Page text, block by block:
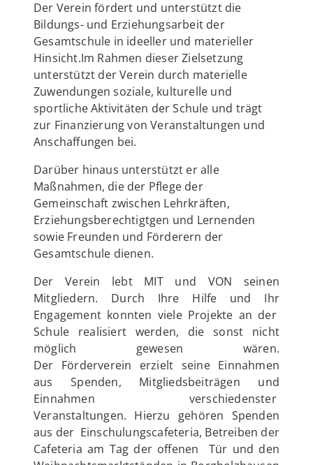
Der Verein fördert und unterstützt die
Bildungs- und Erziehungsarbeit der
Gesamtschule in ideeller und materieller
Hinsicht.Im Rahmen dieser Zielsetzung
unterstützt der Verein durch materielle
Zuwendungen soziale, kulturelle und
sportliche Aktivitäten der Schule und trägt
zur Finanzierung von Veranstaltungen und
Anschaffungen bei.
Darüber hinaus unterstützt er alle
Maßnahmen, die der Pflege der
Gemeinschaft zwischen Lehrkräften,
Erziehungsberechtigtgen und Lernenden
sowie Freunden und Förderern der
Gesamtschule dienen.
Der Verein lebt MIT und VON seinen
Mitgliedern. Durch Ihre Hilfe und Ihr
Engagement konnten viele Projekte an der
Schule realisiert werden, die sonst nicht
möglich gewesen wären.
Der Förderverein erzielt seine Einnahmen
aus Spenden, Mitgliedsbeiträgen und
Einnahmen verschiedenster
Veranstaltungen. Hierzu gehören Spenden
aus der Einschulungscafeteria, Betreiben der
Cafeteria am Tag der offenen Tür und den